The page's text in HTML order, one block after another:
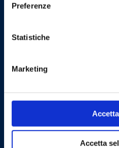
Preferenze
Statistiche
Marketing
Accetta
Cookie Policy